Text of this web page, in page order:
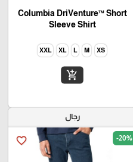
Columbia DriVenture™ Short
Sleeve Shirt
XS
M
L
XL
XXL
add_shopping_cart
رجال
favorite_border -20%